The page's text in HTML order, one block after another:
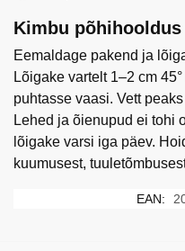
Kimbu põhihooldus
Eemaldage pakend ja
Lõigake vartelt 1–2 cm
puhtasse vaasi. Vett
Lehed ja õienupud ei tohi
lõigake varsi iga päev.
kuumusest,
EAN: